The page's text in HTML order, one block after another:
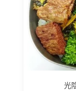
光